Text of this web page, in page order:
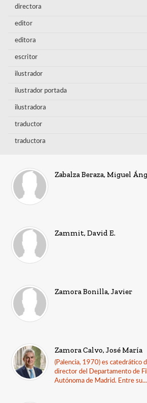
directora
editor
editora
escritor
ilustrador
ilustrador portada
ilustradora
traductor
traductora
Zabalza Beraza, Miguel
Zammit, David E.
Zamora Bonilla, Javier
Zamora Calvo, José María
(Palencia, 1970) es catedrático
director del Departamento de
Autónoma de Madrid. Entre su...